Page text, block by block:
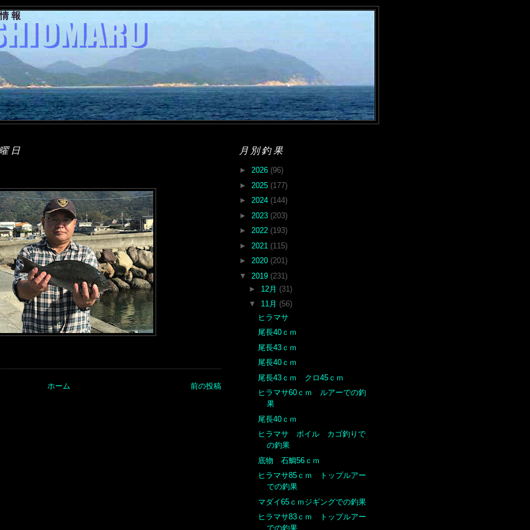
報
日
前の投稿
ホーム
月別釣果
► 2026 (96)
► 2025 (177)
► 2024 (144)
► 2023 (203)
► 2022 (193)
► 2021 (115)
► 2020 (201)
▼ 2019 (231)
► 12月 (31)
▼ 11月 (56)
ヒラマサ
尾長40ｃｍ
尾長43ｃｍ
尾長40ｃｍ
尾長43ｃｍ クロ45ｃｍ
ヒラマサ60ｃｍ ルアーでの釣
果
尾長40ｃｍ
ヒラマサ ボイル カゴ釣りで
の釣果
底物 石鯛56ｃｍ
ヒラマサ85ｃｍ トップルアー
での釣果
マダイ65ｃｍジギングでの釣果
ヒラマサ83ｃｍ トップルアー
での釣果